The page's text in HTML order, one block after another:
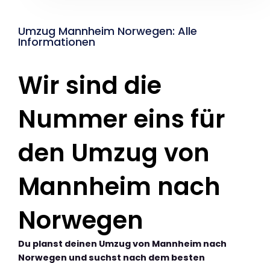
Umzug Mannheim Norwegen: Alle
Informationen
Wir sind die
Nummer eins für
den Umzug von
Mannheim nach
Norwegen
Du planst deinen Umzug von Mannheim nach
Norwegen und suchst nach dem besten